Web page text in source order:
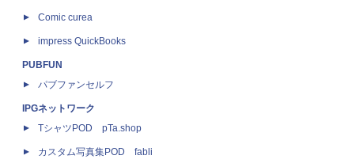
Comic curea
impress QuickBooks
PUBFUN
パブファンセルフ
IPGネットワーク
TシャツPOD pTa.shop
カスタム写真集POD fabli